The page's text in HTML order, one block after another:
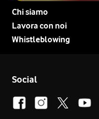
Chi siamo
Lavora con noi
Whistleblowing
Social